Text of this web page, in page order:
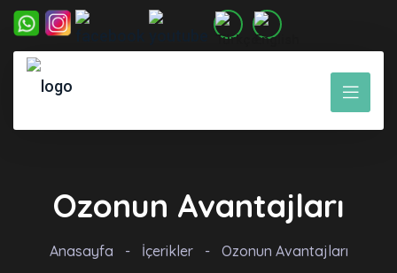
Ozonun Avantajları
Anasayfa - İçerikler - Ozonun Avantajları